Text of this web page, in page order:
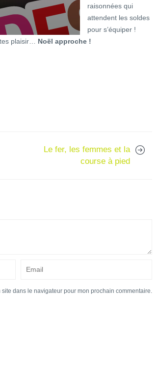
raisonnées qui
attendent les soldes
pour s’équiper !
plaisir… Noël approche !
Le fer, les femmes et la
course à pied
dans le navigateur pour mon prochain commentaire.